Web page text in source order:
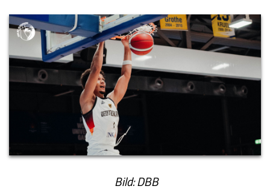
Bild: DBB